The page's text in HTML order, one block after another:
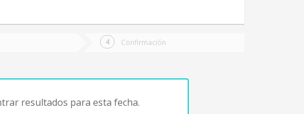
Confirmación
resultados para esta fecha.